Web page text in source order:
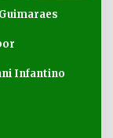
Infantino